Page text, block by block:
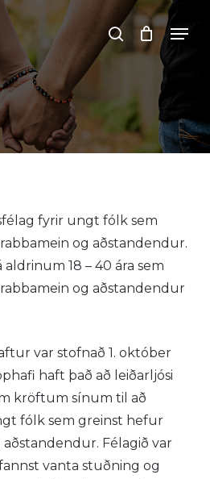
search
fyrir ungt fólk sem
og aðstandendur.
18 – 40 ára sem
og aðstandendur
var stofnað 1. október
haft það að leiðarljósi
kröftum sínum til að
fólk sem greinst hefur
Félagið var
vanta stuðning og
Close